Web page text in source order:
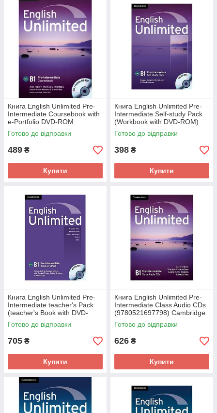
Книга English Unlimited Pre-
Intermediate Coursebook with
e-Portfolio DVD-ROM
(9780521697774) Cambridge
University Press
Готово до відправки
489 ₴
Купити
Книга English Unlimited Pre-
Intermediate Self-study Pack
(Workbook with DVD-ROM)
(9780521697781) Cambridge
University Press
Готово до відправки
398 ₴
Купити
Книга English Unlimited Pre-
Intermediate teacher's Pack
(teacher's Book with DVD-
ROM) (9780521697804)
Cambridge University Press
Готово до відправки
705 ₴
Купити
Книга English Unlimited Pre-
Intermediate Class Audio CDs
(9780521697798) Cambridge
University Press
Готово до відправки
626 ₴
Купити